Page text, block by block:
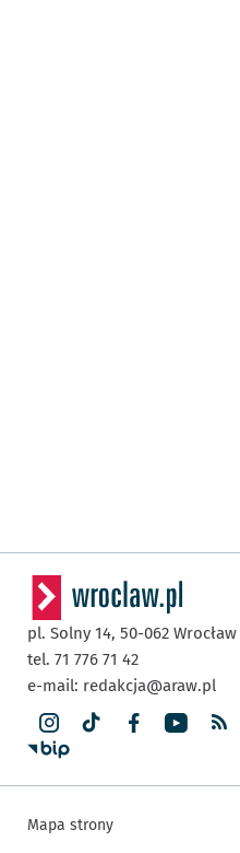
pl. Solny 14, 50-062 Wrocław
tel. 71 776 71 42
e-mail: redakcja@araw.pl
Mapa strony